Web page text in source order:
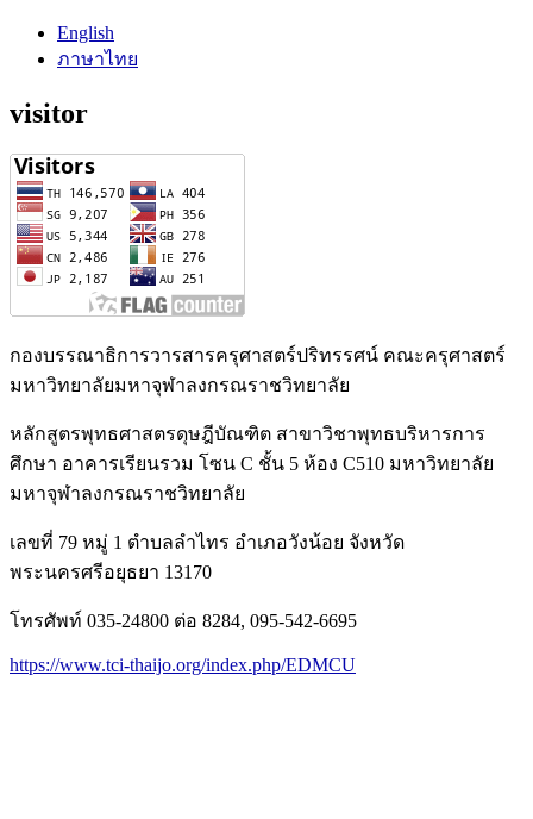
English
ภาษาไทย
visitor
กองบรรณาธิการวารสารครุศาสตร์ปริทรรศน์ คณะครุศาสตร์
มหาวิทยาลัยมหาจุฬาลงกรณราชวิทยาลัย
หลักสูตรพุทธศาสตรดุษฎีบัณฑิต สาขาวิชาพุทธบริหารการ
ศึกษา อาคารเรียนรวม โซน C ชั้น 5 ห้อง C510 มหาวิทยาลัย
มหาจุฬาลงกรณราชวิทยาลัย
เลขที่ 79 หมู่ 1 ตำบลลำไทร อำเภอวังน้อย จังหวัด
พระนครศรีอยุธยา 13170
โทรศัพท์ 035-24800 ต่อ 8284, 095-542-6695
https://www.tci-thaijo.org/index.php/EDMCU